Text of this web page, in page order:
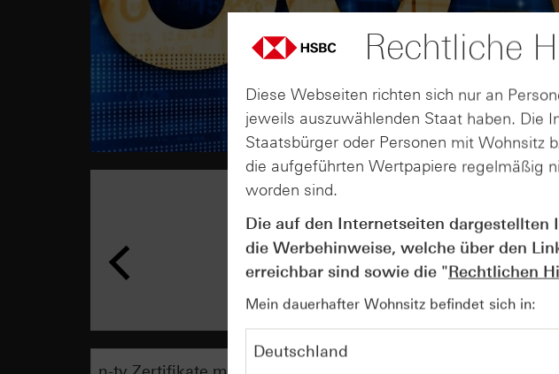
AUGUST
07
Wie
Rechtliche
Diese Webseiten richten sich nur an
jeweils auszuwählenden Staat haben. Die
Staatsbürger oder Personen mit Wohnsitz
die aufgeführten Wertpapiere regelmäßig
worden sind.
Die auf den Internetseiten
die Werbehinweise, welche über den
erreichbar sind sowie die "Rechtlichen
Mein dauerhafter Wohnsitz befindet sich in: